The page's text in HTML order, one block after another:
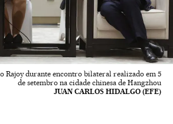
Rajoy durante encontro bilateral realizado em 5
de setembro na cidade chinesa de Hangzhou
JUAN CARLOS HIDALGO (EFE)